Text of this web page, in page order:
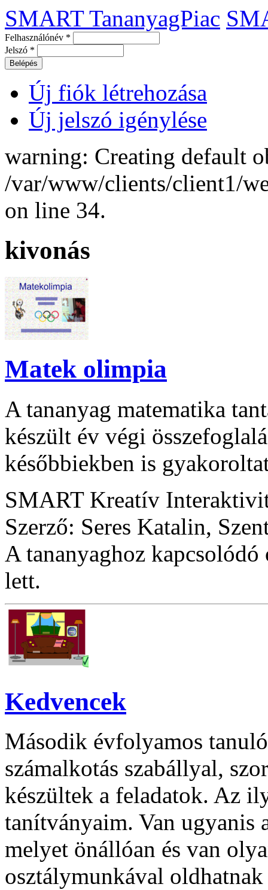
SMART TananyagPiac
Felhasználónév *
Jelszó *
Új fiók létrehozása
Új jelszó igénylése
warning: Creating default
/var/www/clients/client1/
on line 34.
kivonás
Matek olimpia
A tananyag matematika
készült év végi
későbbiekben is
SMART Kreatív
Szerző: Seres Katalin,
A tananyaghoz
lett.
Kedvencek
Második évfolyamos
számalkotás szabállyal,
készültek a feladatok. Az
tanítványaim. Van ugyanis
melyet önállóan és van
osztálymunkával oldhatnak